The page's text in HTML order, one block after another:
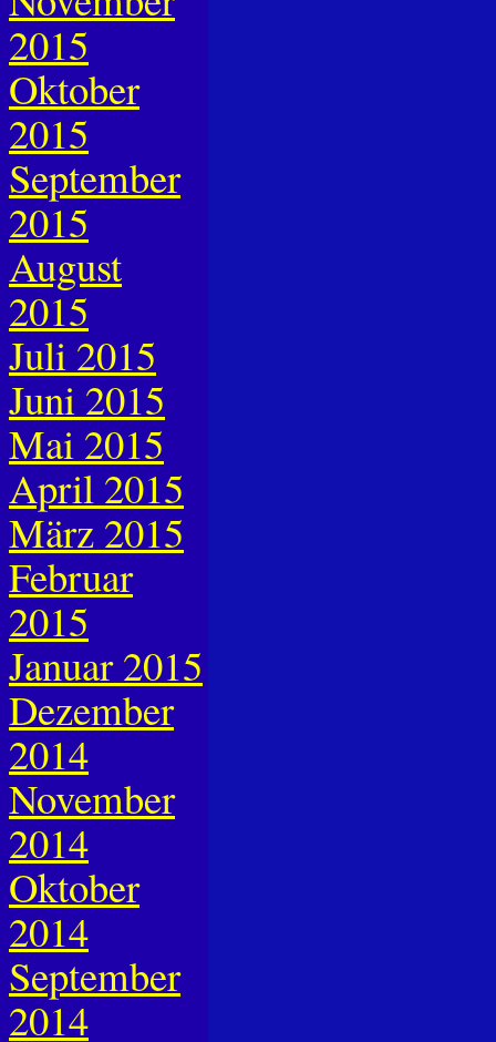
2015
Oktober
2015
September
2015
August
2015
Juli 2015
Juni 2015
Mai 2015
April 2015
März 2015
Februar
2015
Januar 2015
Dezember
2014
November
2014
Oktober
2014
September
2014